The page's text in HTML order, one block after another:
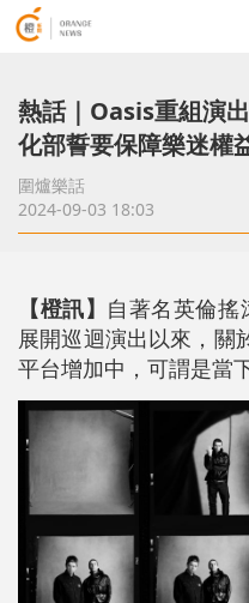
熱話｜Oasis重組演
化部誓要保障樂迷權
圍爐樂話
2024-09-03 18:03
【橙訊】 自著名英倫
展開巡迴演出以來，關
平台增加中，可謂是當